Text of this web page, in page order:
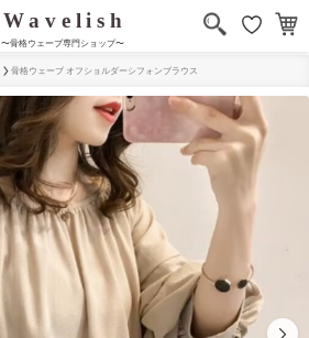
〜骨格ウェーブ専門ショップ〜
骨格ウェーブ オフショルダーシフォンブラウス